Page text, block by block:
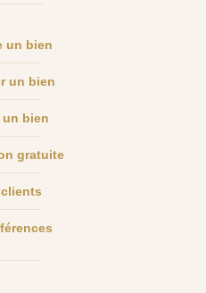
un bien
un bien
un bien
gratuite